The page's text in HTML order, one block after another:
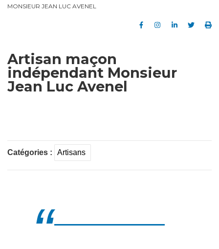
MONSIEUR JEAN LUC AVENEL
Partager sur
Partager sur
Partager
Artisan maçon
indépendant Monsieur
Jean Luc Avenel
Catégories : Artisans